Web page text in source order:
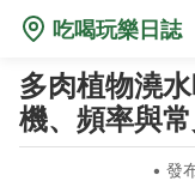
吃喝玩樂日誌
多肉植物澆
機、頻率與
• 發